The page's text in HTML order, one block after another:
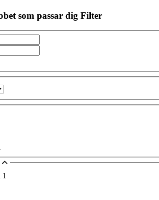
som passar dig Filter
1